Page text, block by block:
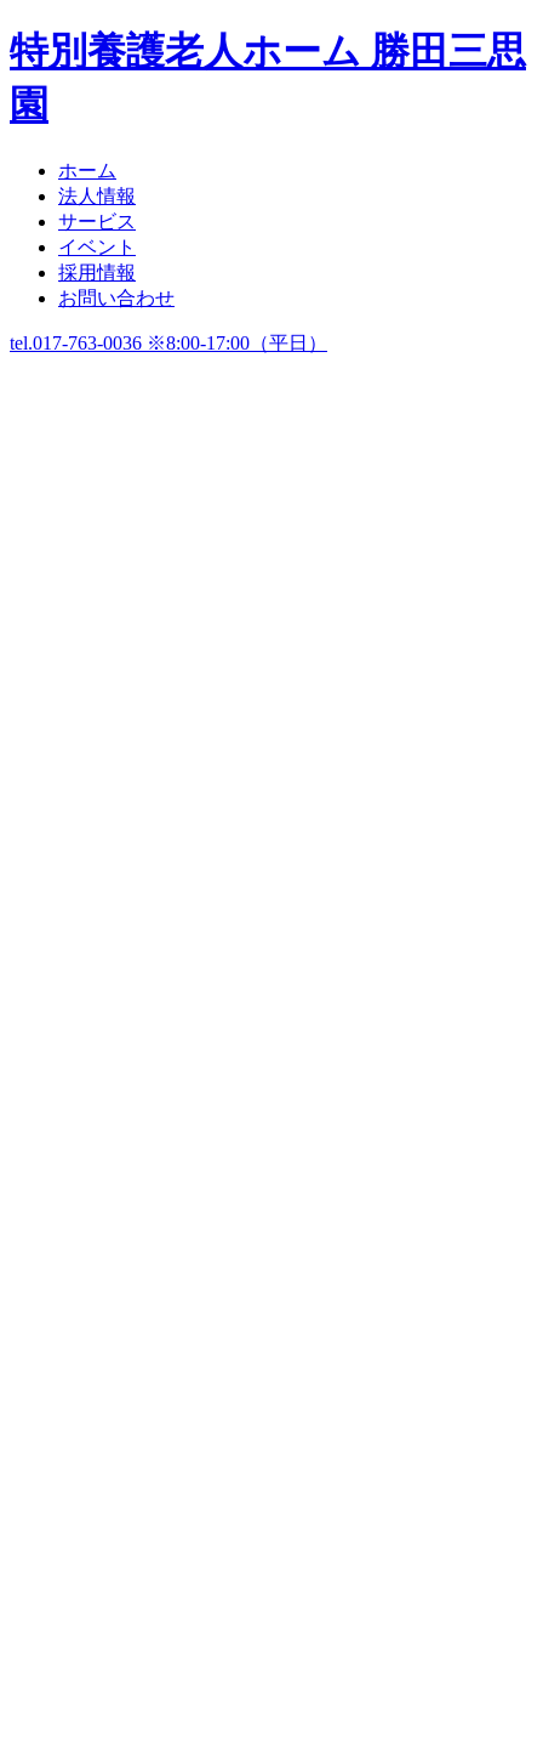
特別養護老人ホーム 勝田三思
園
ホーム
法人情報
サービス
イベント
採用情報
お問い合わせ
tel.017-763-0036 ※8:00-17:00（平日）